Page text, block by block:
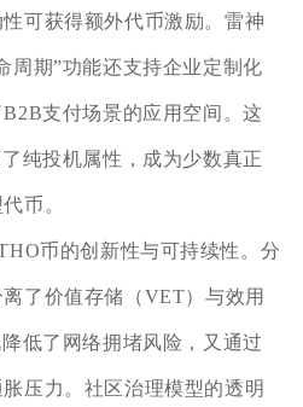
可获得额外代币激励。雷神
周期”功能还支持企业定制化
支付场景的应用空间。这
纯投机属性，成为少数真正
币。
币的创新性与可持续性。分
了价值存储（VET）与效用
低了网络拥堵风险，又通过
压力。社区治理模型的透明